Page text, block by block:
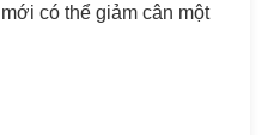
có thể giảm cân một